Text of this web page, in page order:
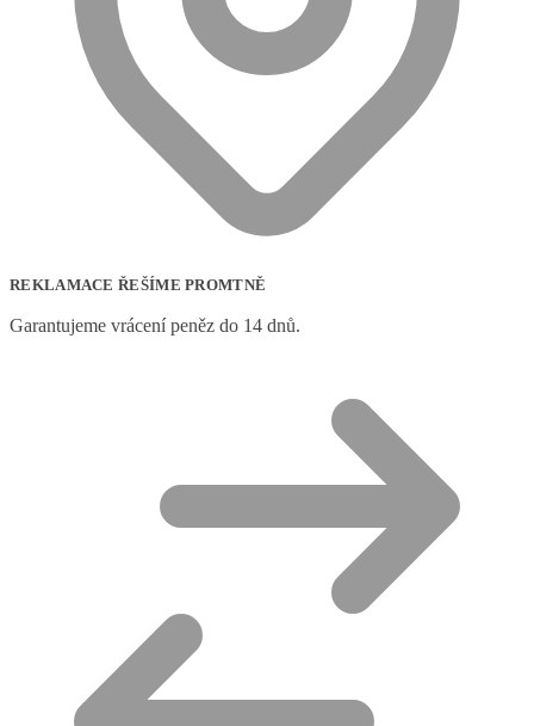
REKLAMACE ŘEŠÍME PROMTNĚ
Garantujeme vrácení peněz do 14 dnů.